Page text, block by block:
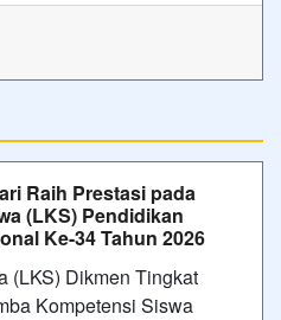
Raih Prestasi pada
(LKS) Pendidikan
Ke-34 Tahun 2026
(LKS) Dikmen Tingkat
Kompetensi Siswa